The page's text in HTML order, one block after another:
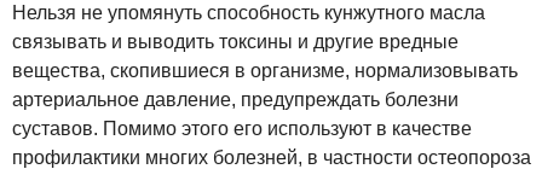
Нельзя не упомянуть способность кунжутного масла
связывать и выводить токсины и другие вредные
вещества, скопившиеся в организме, нормализовывать
артериальное давление, предупреждать болезни
суставов. Помимо этого его используют в качестве
профилактики многих болезней, в частности остеопороза